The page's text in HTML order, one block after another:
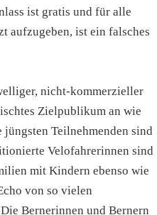
ist gratis und für alle
aufzugeben, ist ein falsches
nicht-kommerzieller
Zielpublikum an wie
Teilnehmenden sind
Velofahrerinnen sind
mit Kindern ebenso wie
von so vielen
Bernerinnen und Bernern